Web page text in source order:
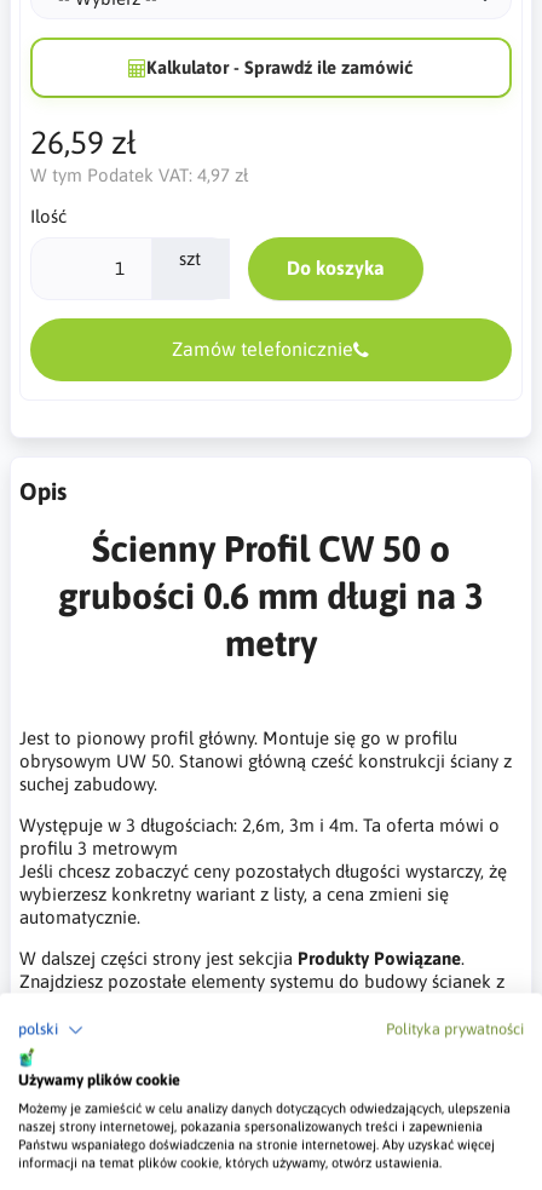
polski Polityka prywatności
Używamy plików cookie
Możemy je zamieścić w celu analizy danych dotyczących odwiedzających, ulepszenia
naszej strony internetowej, pokazania spersonalizowanych treści i zapewnienia
Państwu wspaniałego doświadczenia na stronie internetowej. Aby uzyskać więcej
informacji na temat plików cookie, których używamy, otwórz ustawienia.
Kalkulator - Sprawdź ile zamówić
26,59 zł
W tym Podatek VAT: 4,97 zł
Ilość
szt Do koszyka
Zamów telefonicznie
Opis
Ścienny Profil CW 50 o
grubości 0.6 mm długi na 3
metry
Jest to pionowy profil główny. Montuje się go w profilu
obrysowym UW 50. Stanowi główną cześć konstrukcji ściany z
suchej zabudowy.
Występuje w 3 długościach: 2,6m, 3m i 4m. Ta oferta mówi o
profilu 3 metrowym
Jeśli chcesz zobaczyć ceny pozostałych długości wystarczy, żę
wybierzesz konkretny wariant z listy, a cena zmieni się
automatycznie.
W dalszej części strony jest sekcjia Produkty Powiązane.
Znajdziesz pozostałe elementy systemu do budowy ścianek z
Profile CW 50 mają podstawę szeroką na 50mm, a wysokość
ścianek wynosi 48 mm. Grubość blachy z której jest zrobiony
profil to 0.6 mm.
W sekcjiDane Techniczne
których powinieneś pamiętać, przy kompletowaniu produktów
do zakupu.
Profile Dostarczamy własnym transportem na terenie całej